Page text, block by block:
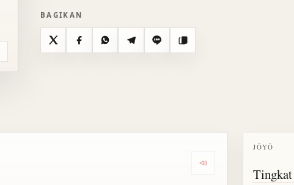
BAGIKAN
X FacebookWhatsAppTelegramLine Salin
Dengarkan semua
JŌYŌ